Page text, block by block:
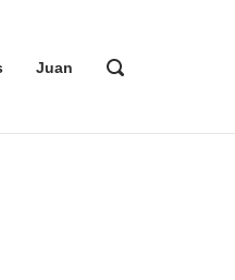
Juan
ABRIR
DE